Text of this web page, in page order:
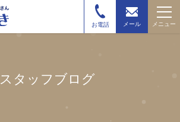
お電話 メール メニュー
スタッフブログ